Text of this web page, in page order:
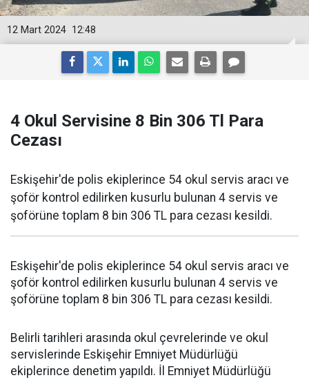
12:48
12 Mart 2024
4 Okul Servisine 8 Bin 306 Tl Para
Cezası
Eskişehir'de polis ekiplerince 54 okul servis aracı ve
şoför kontrol edilirken kusurlu bulunan 4 servis ve
şoförüne toplam 8 bin 306 TL para cezası kesildi.
Eskişehir'de polis ekiplerince 54 okul servis aracı ve
şoför kontrol edilirken kusurlu bulunan 4 servis ve
şoförüne toplam 8 bin 306 TL para cezası kesildi.
Belirli tarihleri arasında okul çevrelerinde ve okul
servislerinde Eskişehir Emniyet Müdürlüğü
ekiplerince denetim yapıldı. İl Emniyet Müdürlüğü